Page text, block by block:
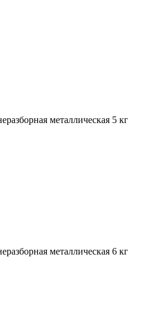
металлическая 5 кг
металлическая 6 кг